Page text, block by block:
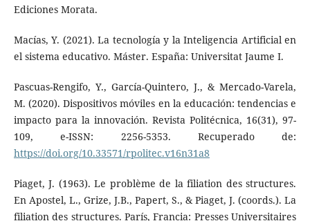
Ediciones Morata.
Macías, Y. (2021). La tecnología y la Inteligencia Artificial en
el sistema educativo. Máster. España: Universitat Jaume I.
Pascuas-Rengifo, Y., García-Quintero, J., & Mercado-Varela,
M. (2020). Dispositivos móviles en la educación: tendencias e
impacto para la innovación. Revista Politécnica, 16(31), 97-
109, e-ISSN: 2256-5353. Recuperado de:
https://doi.org/10.33571/rpolitec.v16n31a8
Piaget, J. (1963). Le problème de la filiation des structures.
En Apostel, L., Grize, J.B., Papert, S., & Piaget, J. (coords.). La
filiation des structures. París, Francia: Presses Universitaires